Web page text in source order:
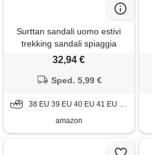
Surttan sandali uomo estivi
trekking sandali spiaggia
comodi sportivi sandal
scarpe antiscivolo estive
sandalo mare leggeri
regolabili fibbia
32,94 €
Sped. 5,99 €
38 EU 39 EU 40 EU 41 EU 42 EU 43 EU 44 EU 45 EU 46 EU 47 EU 48 EU
amazon